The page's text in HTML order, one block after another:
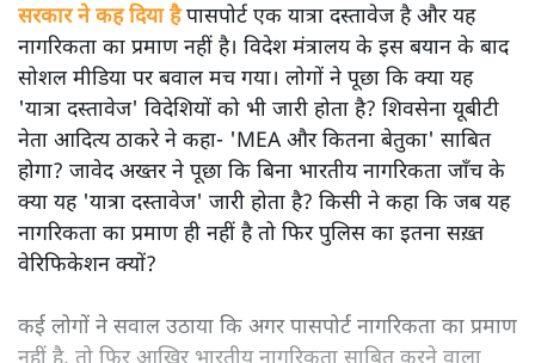
सरकार ने कह दिया हैपासपोर्ट एक यात्रा दस्तावेज है और यह
नागरिकता का प्रमाण नहीं है। विदेश मंत्रालय के इस बयान के बाद
सोशल मीडिया पर बवाल मच गया। लोगों ने पूछा कि क्या यह
'यात्रा दस्तावेज' विदेशियों को भी जारी होता है? शिवसेना यूबीटी
नेता आदित्य ठाकरे ने कहा- 'MEA और कितना बेतुका' साबित
होगा? जावेद अख्तर ने पूछा कि बिना भारतीय नागरिकता जाँच के
क्या यह 'यात्रा दस्तावेज' जारी होता है? किसी ने कहा कि जब यह
नागरिकता का प्रमाण ही नहीं है तो फिर पुलिस का इतना सख़्त
वेरिफिकेशन क्यों?
कई लोगों ने सवाल उठाया कि अगर पासपोर्ट नागरिकता का प्रमाण